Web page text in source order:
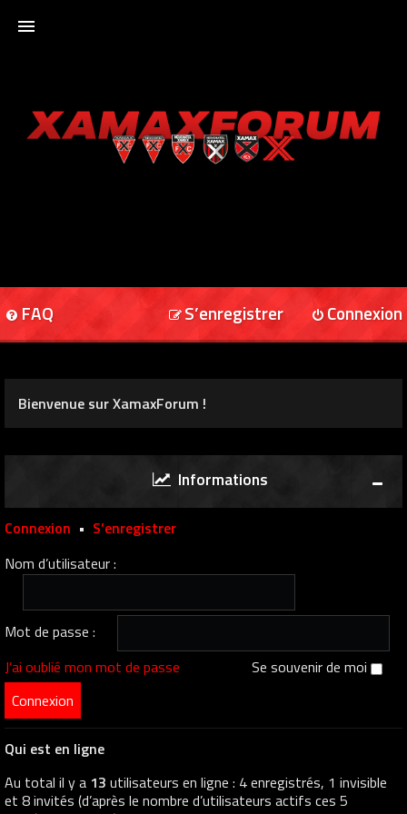
XAMAXFORUM
FAQ Connexion
S’enregistrer
Bienvenue sur XamaxForum !
Informations
Connexion • S’enregistrer
Nom d’utilisateur :
Mot de passe :
J’ai oublié mon mot de passe
Se souvenir de moi
Qui est en ligne
Au total il y a 13 utilisateurs en ligne : 4 enregistrés, 1 invisible
et 8 invités (d’après le nombre d’utilisateurs actifs ces 5